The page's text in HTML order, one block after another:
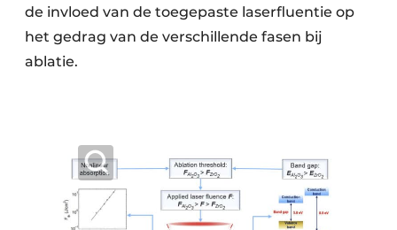
de invloed van de toe­gepaste laserfluentie op
het gedrag van de verschillende fasen bij
ablatie.